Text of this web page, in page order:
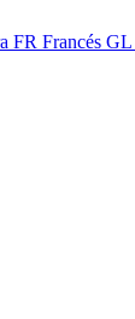
FR Francés GL